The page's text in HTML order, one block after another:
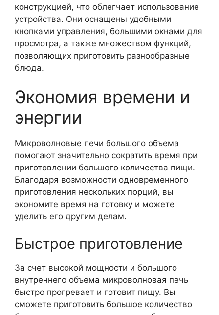
конструкцией, что облегчает использование
устройства. Они оснащены удобными
кнопками управления, большими окнами для
просмотра, а также множеством функций,
позволяющих приготовить разнообразные
блюда.
Экономия времени и
энергии
Микроволновые печи большого объема
помогают значительно сократить время при
приготовлении большого количества пищи.
Благодаря возможности одновременного
приготовления нескольких порций, вы
экономите время на готовку и можете
уделить его другим делам.
Быстрое приготовление
За счет высокой мощности и большого
внутреннего объема микроволновая печь
быстро прогревает и готовит пищу. Вы
сможете приготовить большое количество